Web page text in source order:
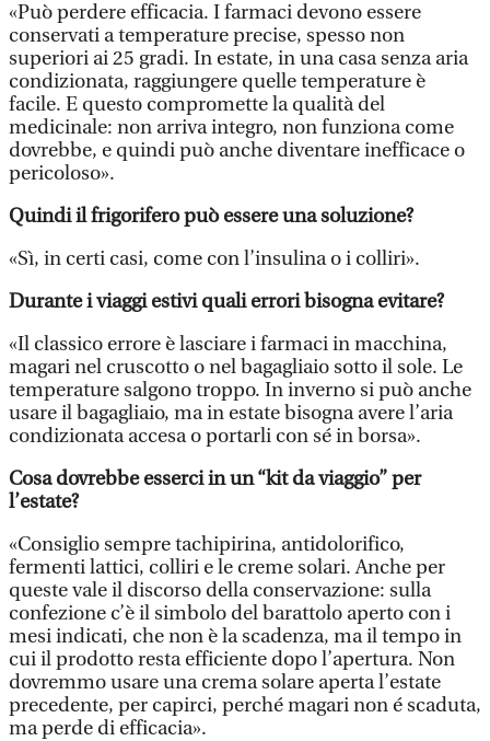
«Può perdere efficacia. I farmaci devono essere
conservati a temperature precise, spesso non
superiori ai 25 gradi. In estate, in una casa senza aria
condizionata, raggiungere quelle temperature è
facile. E questo compromette la qualità del
medicinale: non arriva integro, non funziona come
dovrebbe, e quindi può anche diventare inefficace o
pericoloso».
Quindi il frigorifero può essere una soluzione?
«Sì, in certi casi, come con l’insulina o i colliri».
Durante i viaggi estivi quali errori bisogna evitare?
«Il classico errore è lasciare i farmaci in macchina,
magari nel cruscotto o nel bagagliaio sotto il sole. Le
temperature salgono troppo. In inverno si può anche
usare il bagagliaio, ma in estate bisogna avere l’aria
condizionata accesa o portarli con sé in borsa».
Cosa dovrebbe esserci in un “kit da viaggio” per
l’estate?
«Consiglio sempre tachipirina, antidolorifico,
fermenti lattici, colliri e le creme solari. Anche per
queste vale il discorso della conservazione: sulla
confezione c’è il simbolo del barattolo aperto con i
mesi indicati, che non è la scadenza, ma il tempo in
cui il prodotto resta efficiente dopo l’apertura. Non
dovremmo usare una crema solare aperta l’estate
precedente, per capirci, perché magari non é scaduta,
ma perde di efficacia».